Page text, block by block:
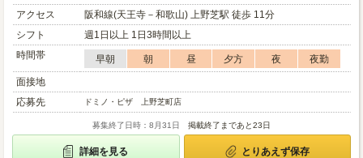
アクセス
阪和線(天王寺－和歌山) 上野芝駅 徒歩 11分
シフト
週1日以上 1日3時間以上
時間帯
早朝 朝 昼 夕方 夜
夜勤
面接地
応募先
ドミノ・ピザ 上野芝町店
募集終了日時：8月31日 掲載終了まであと23日
詳細を見る とりあえず保存